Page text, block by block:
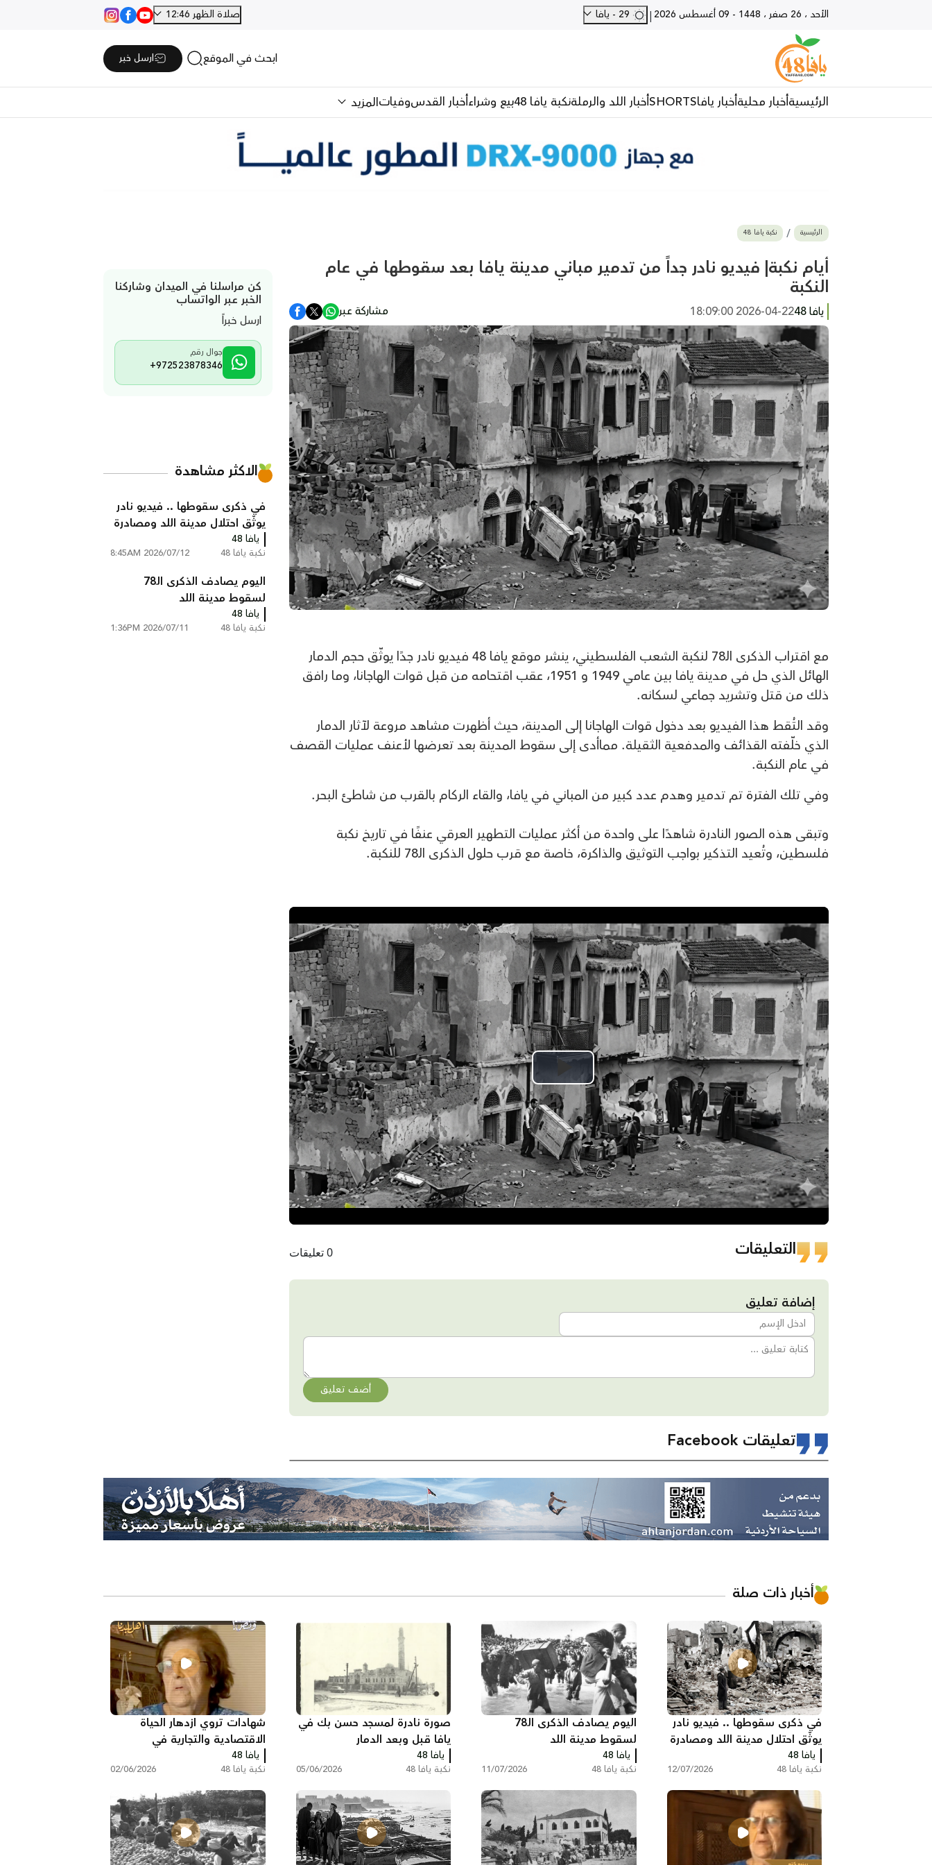
الأحد ، 26 صفر ، 1448 - 09 أغسطس 2026 | صلاة الظهر 12:46
ابحث في الموقع ارسل خبر
الرئيسيةأخبار محليةأخبار يافاSHORTSأخبار اللد والرملةنكبة يافا 48 بيع وشراءأخبار القدسوفياتالمزيد
الرئيسية نكبة يافا 48
أيام نكبة| فيديو نادر جداً من تدمير مباني مدينة يافا بعد سقوطها في عام
النكبة
يافا 48 2026-04-22 18:09:00 مشاركة عبر
مع اقتراب الذكرى الـ78 لنكبة الشعب الفلسطيني، ينشر موقع يافا 48 فيديو نادر جدًا يوثّق حجم الدمار
الهائل الذي حل في مدينة يافا بين عامي 1949 و 1951، عقب اقتحامه من قبل قوات الهاجانا، وما رافق
ذلك من قتل وتشريد جماعي لسكانه.
وقد التُقط هذا الفيديو بعد دخول قوات الهاجانا إلى المدينة، حيث أظهرت مشاهد مروعة لآثار الدمار
الذي خلّفته القذائف والمدفعية الثقيلة. مماأدى إلى سقوط المدينة بعد تعرضها لأعنف عمليات القصف
في عام النكبة.
وفي تلك الفترة تم تدمير وهدم عدد كبير من المباني في يافا، والقاء الركام بالقرب من شاطئ البحر.
وتبقى هذه الصور النادرة شاهدًا على واحدة من أكثر عمليات التطهير العرقي عنفًا في تاريخ نكبة
فلسطين، وتُعيد التذكير بواجب التوثيق والذاكرة، خاصة مع قرب حلول الذكرى الـ78 للنكبة.
Play
Video
التعليقات 0 تعليقات
إضافة تعليق
أضف تعليق
تعليقات Facebook
كن مراسلنا في الميدان وشاركنا
الخبر عبر الواتساب
ارسل خبراً
جوال رقم
+972523878346
الاكثر مشاهدة
في ذكرى سقوطها .. فيديو نادر
يوثّق احتلال مدينة اللد ومصادرة
منازل سكانها عام النكبة
يافا 48
نكبة يافا 48 2026/07/12 8:45AM
اليوم يصادف الذكرى الـ78
لسقوط مدينة اللد
يافا 48
نكبة يافا 48 2026/07/11 1:36PM
أخبار ذات صلة
في ذكرى سقوطها .. فيديو نادر
يوثّق احتلال مدينة اللد ومصادرة
منازل سكانها عام النكبة
يافا 48
نكبة يافا 48 12/07/2026
اليوم يصادف الذكرى الـ78
لسقوط مدينة اللد
يافا 48
نكبة يافا 48 11/07/2026
صورة نادرة لمسجد حسن بك في
يافا قبل وبعد الدمار
يافا 48
نكبة يافا 48 05/06/2026
شهادات تروي ازدهار الحياة
الاقتصادية والتجارية في
فلسطين قبل النكبة
يافا 48
نكبة يافا 48 02/06/2026